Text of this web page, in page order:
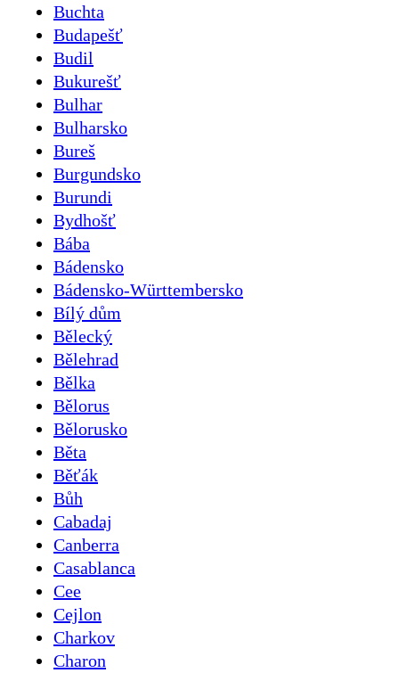
Buchta
Budapešť
Budil
Bukurešť
Bulhar
Bulharsko
Bureš
Burgundsko
Burundi
Bydhošť
Bába
Bádensko
Bádensko-Württembersko
Bílý dům
Bělecký
Bělehrad
Bělka
Bělorus
Bělorusko
Běta
Běťák
Bůh
Cabadaj
Canberra
Casablanca
Cee
Cejlon
Charkov
Charon